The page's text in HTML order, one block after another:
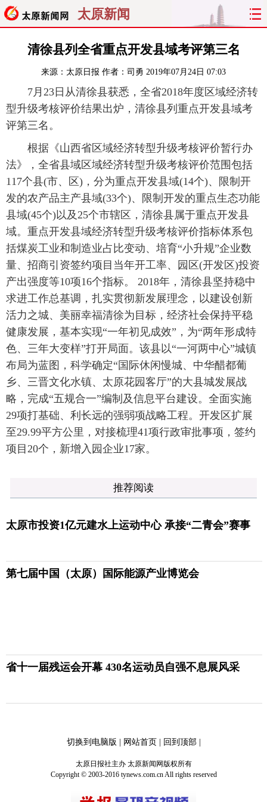
太原新闻
首页 聚焦 太原 山西
经济 关注 文明 出行
纵横 曝光 综合 专题
看天下 晋月读 最太原 网罗民生
太原日报 太原晚报 热评 社区
清徐县列全省重点开发县域考评第三名
来源： 太原日报 作者：司勇 2019年07月24日 07:03
7月23日从清徐县获悉，全省2018年度区域经济转
型升级考核评价结果出炉，清徐县列重点开发县域考
评第三名。
根据《山西省区域经济转型升级考核评价暂行办
法》，全省县域区域经济转型升级考核评价范围包括
117个县(市、区)，分为重点开发县域(14个)、限制开
发的农产品主产县域(33个)、限制开发的重点生态功能
县域(45个)以及25个市辖区，清徐县属于重点开发县
域。重点开发县域经济转型升级考核评价指标体系包
括煤炭工业和制造业占比变动、培育“小升规”企业数
量、招商引资签约项目当年开工率、园区(开发区)投资
产出强度等10项16个指标。 2018年，清徐县坚持稳中
求进工作总基调，扎实贯彻新发展理念，以建设创新
活力之城、美丽幸福清徐为目标，经济社会保持平稳
健康发展，基本实现“一年初见成效”，为“两年形成特
色、三年大变样”打开局面。该县以“一河两中心”城镇
布局为蓝图，科学确定“国际休闲慢城、中华醋都葡
乡、三晋文化水镇、太原花园客厅”的大县城发展战
略，完成“五规合一”编制及信息平台建设。全面实施
29项打基础、利长远的强弱项战略工程。开发区扩展
至29.99平方公里，对接梳理41项行政审批事项，签约
项目20个，新增入园企业17家。
推荐阅读
太原市投资1亿元建水上运动中心 承接“二青会”赛事
第七届中国（太原）国际能源产业博览会
省十一届残运会开幕 430名运动员自强不息展风采
切换到电脑版 | 网站首页| 回到顶部|
太原日报社主办 太原新闻网版权所有
Copyright © 2003-2016 tynews.com.cn All rights reserved